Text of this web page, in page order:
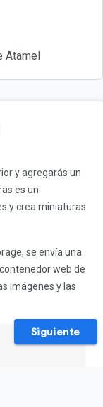
Atamel
y agregarás un
es un
y crea miniaturas
se envía una
web de
imágenes y las
Siguiente